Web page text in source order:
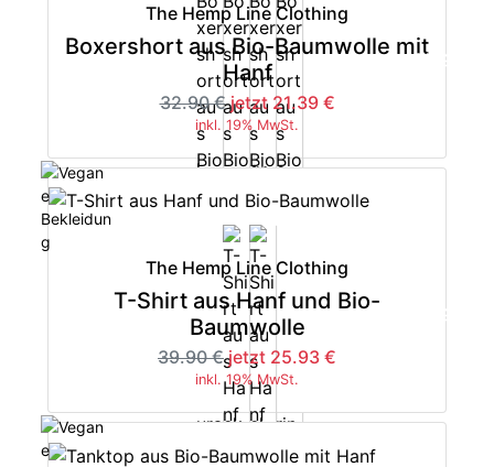
The Hemp Line Clothing
Boxershort aus Bio-Baumwolle mit
Hanf
32.90 € jetzt 21.39 €
inkl. 19% MwSt.
-35%
The Hemp Line Clothing
T-Shirt aus Hanf und Bio-
Baumwolle
39.90 € jetzt 25.93 €
inkl. 19% MwSt.
-35%